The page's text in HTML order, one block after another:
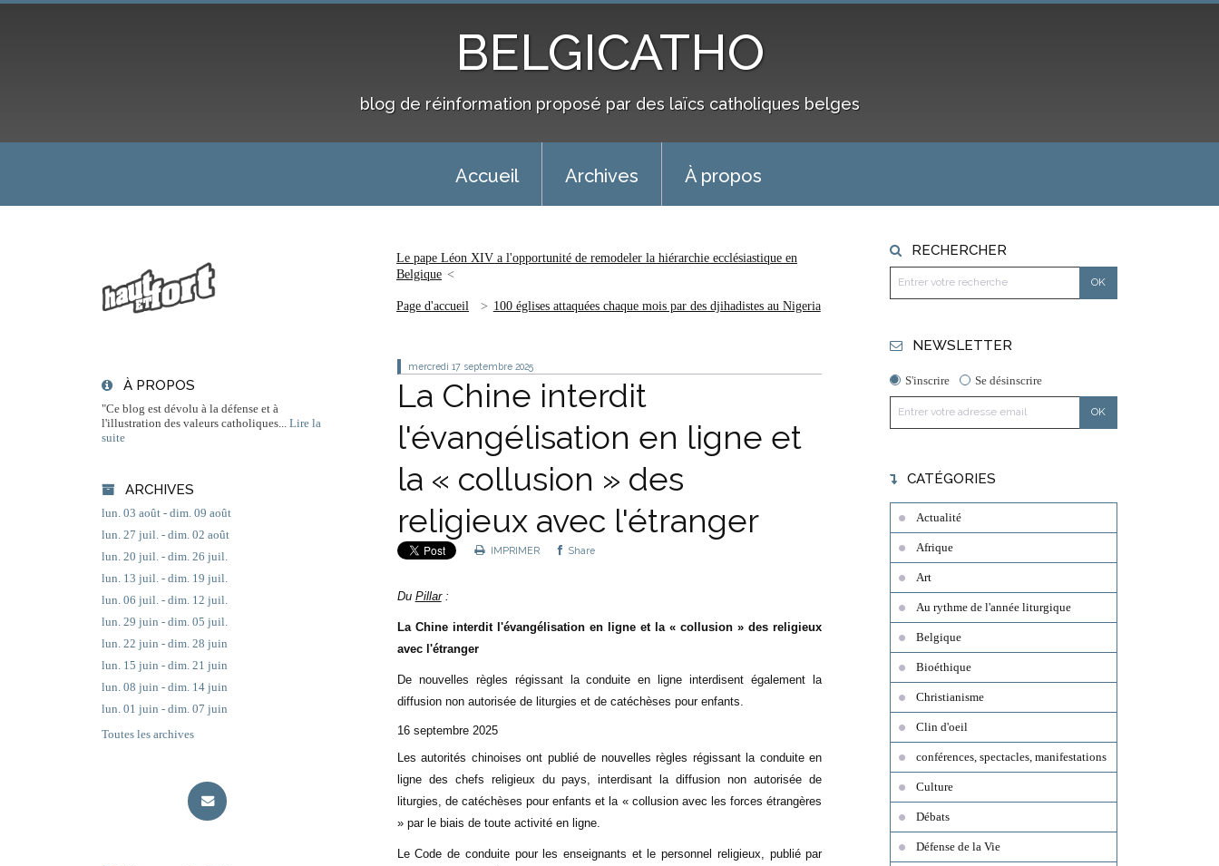
BELGICATHO
blog de réinformation proposé par des laïcs catholiques belges
Accueil Archives À propos
À PROPOS
"Ce blog est dévolu à la défense et à
l'illustration des valeurs catholiques...
Lire la
suite
ARCHIVES
lun. 03 août - dim. 09 août
lun. 27 juil. - dim. 02 août
lun. 20 juil. - dim. 26 juil.
lun. 13 juil. - dim. 19 juil.
lun. 06 juil. - dim. 12 juil.
lun. 29 juin - dim. 05 juil.
lun. 22 juin - dim. 28 juin
lun. 15 juin - dim. 21 juin
lun. 08 juin - dim. 14 juin
lun. 01 juin - dim. 07 juin
Toutes les archives
Le pape Léon XIV a l'opportunité de remodeler la hiérarchie ecclésiastique en
Belgique
Page d'accueil 100 églises attaquées chaque mois par des djihadistes au Nigeria
mercredi 17 septembre 2025
La Chine interdit
l'évangélisation en ligne et
la « collusion » des
religieux avec l'étranger
IMPRIMER Share
Du Pillar:
La Chine interdit l'évangélisation en ligne et la « collusion » des religieux
avec l'étranger
De nouvelles règles régissant la conduite en ligne interdisent également la
diffusion non autorisée de liturgies et de catéchèses pour enfants.
16 septembre 2025
Les autorités chinoises ont publié de nouvelles règles régissant la conduite en
ligne des chefs religieux du pays, interdisant la diffusion non autorisée de
liturgies, de catéchèses pour enfants et la « collusion avec les forces étrangères
» par le biais de toute activité en ligne.
Le Code de conduite pour les enseignants et le personnel religieux, publié par
RECHERCHER
NEWSLETTER
S'inscrire Se désinscrire
CATÉGORIES
Actualité
Afrique
Art
Au rythme de l'année liturgique
Belgique
Bioéthique
Christianisme
Clin d'oeil
conférences, spectacles, manifestations
Culture
Débats
Défense de la Vie